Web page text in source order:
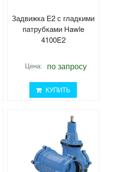
Задвижка E2 с гладкими
патрубками Hawle
4100E2
Цена: по запросу
КУПИТЬ